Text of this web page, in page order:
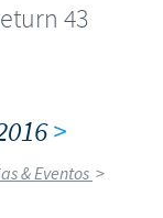
43
>
& Eventos >